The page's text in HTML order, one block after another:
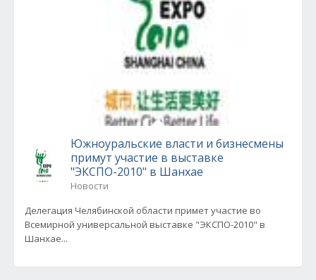
Южноуральские власти и бизнесмены
примут участие в выставке
"ЭКСПО-2010" в Шанхае
Новости
Делегация Челябинской области примет участие во
Всемирной универсальной выставке "ЭКСПО-2010" в
Шанхае...